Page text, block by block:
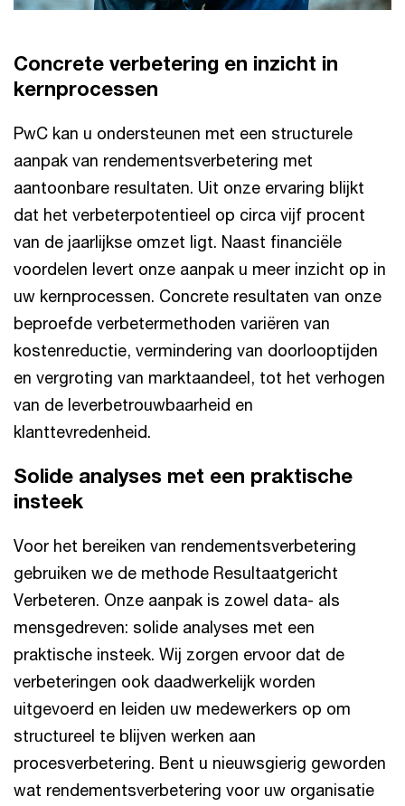
Concrete verbetering en inzicht in
kernprocessen
PwC kan u ondersteunen met een structurele
aanpak van rendementsverbetering met
aantoonbare resultaten. Uit onze ervaring blijkt
dat het verbeterpotentieel op circa vijf procent
van de jaarlijkse omzet ligt. Naast financiële
voordelen levert onze aanpak u meer inzicht op in
uw kernprocessen. Concrete resultaten van onze
beproefde verbetermethoden variëren van
kostenreductie, vermindering van doorlooptijden
en vergroting van marktaandeel, tot het verhogen
van de leverbetrouwbaarheid en
klanttevredenheid.
Solide analyses met een praktische
insteek
Voor het bereiken van rendementsverbetering
gebruiken we de methode Resultaatgericht
Verbeteren. Onze aanpak is zowel data- als
mensgedreven: solide analyses met een
praktische insteek. Wij zorgen ervoor dat de
verbeteringen ook daadwerkelijk worden
uitgevoerd en leiden uw medewerkers op om
structureel te blijven werken aan
procesverbetering. Bent u nieuwsgierig geworden
wat rendementsverbetering voor uw organisatie